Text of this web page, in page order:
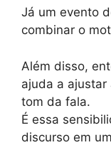
Já um evento
combinar o
Além disso,
ajuda a ajustar
tom da fala.
É essa
discurso em